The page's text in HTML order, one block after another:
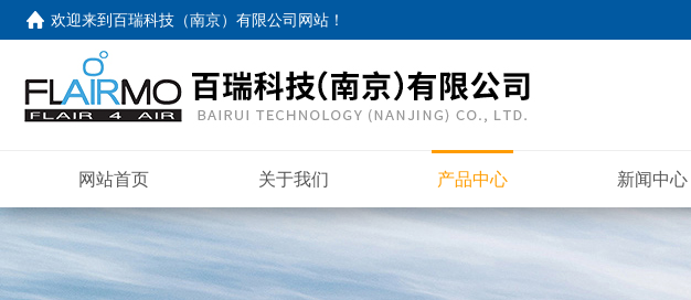
欢迎来到百瑞科技（南京）有限公司网站 ！
网站首页 关于我们 产品中心 新闻中心